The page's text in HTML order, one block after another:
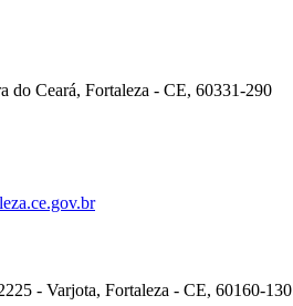
do Ceará, Fortaleza - CE, 60331-290
- Varjota, Fortaleza - CE, 60160-130